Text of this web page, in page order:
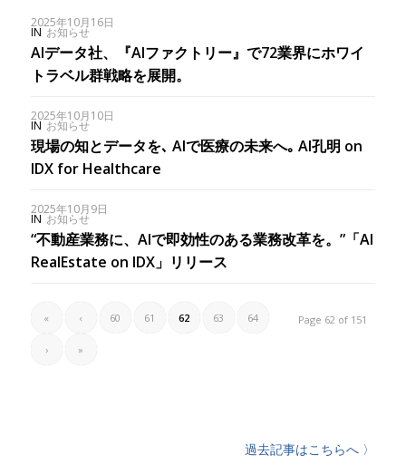
2025年10月16日
IN お知らせ
AIデータ社、『AIファクトリー』で72業界にホワイ
トラベル群戦略を展開。
2025年10月10日
IN お知らせ
現場の知とデータを､ AIで医療の未来へ｡ AI孔明 on
IDX for Healthcare
2025年10月9日
IN お知らせ
“不動産業務に、AIで即効性のある業務改革を。”「AI
RealEstate on IDX」リリース
Page 62 of 151
« ‹ 60 61 62 63 64
› »
過去記事はこちらへ 〉